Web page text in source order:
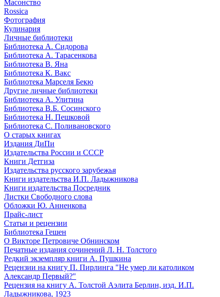
Масонство
Rossica
Фотография
Кулинария
Личные библиотеки
Библиотека А. Сидорова
Библиотека А. Тарасенкова
Библиотека В. Яна
Библиотека К. Вакс
Библиотека Марселя Бекю
Другие личные библиотеки
Библиотека А. Улитина
Библиотека В.Б. Сосинского
Библиотека Н. Пешковой
Библиотека С. Поливановского
О старых книгах
Издания ДиПи
Издательства России и СССР
Книги Детгиза
Издательства русского зарубежья
Книги издательства И.П. Ладыжникова
Книги издательства Посредник
Листки Свободного слова
Обложки Ю. Анненкова
Прайс-лист
Статьи и рецензии
Библиотека Гешен
О Викторе Петровиче Обнинском
Печатные издания сочинений Л. Н. Толстого
Редкий экземпляр книги А. Пушкина
Рецензии на книгу П. Пирлинга "Не умер ли католиком
Александр Первый?"
Рецензия на книгу А. Толстой Аэлита Берлин, изд. И.П.
Ладыжникова, 1923